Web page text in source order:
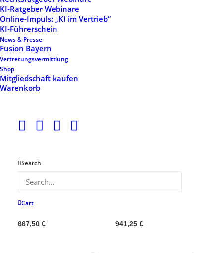
KI-Ratgeber Webinare
Online-Impuls: „KI im Vertrieb“
KI-Führerschein
News & Presse
Fusion Bayern
Vertretungsvermittlung
Shop
Mitgliedschaft kaufen
Warenkorb
Search
Cart
Mitgliedschaft 1
464,93
667,50 €
941,25 €